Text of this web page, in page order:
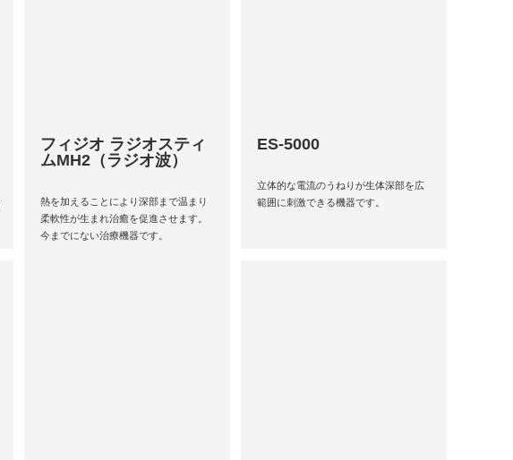
フィジオ ラジオスティ
ムMH2（ラジオ波）
熱を加えることにより深部まで温まり
柔軟性が生まれ治癒を促進させます。
今までにない治療機器です。
ES-5000
立体的な電流のうねりが生体深部を広
範囲に刺激できる機器です。